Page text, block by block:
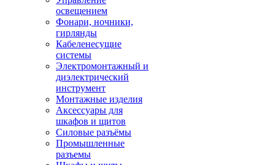
освещением
Фонари, ночники,
гирлянды
Кабеленесущие
системы
Электромонтажный и
диэлектрический
инструмент
Монтажные изделия
Аксессуары для
шкафов и щитов
Силовые разъёмы
Промышленные
разъемы